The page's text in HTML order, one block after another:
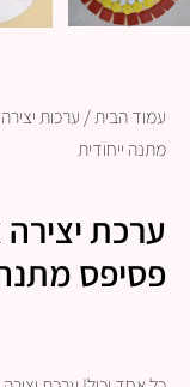
עמוד הבית/ ערכות
מתנה ייחודית
ערכת
פסיפס מתנה